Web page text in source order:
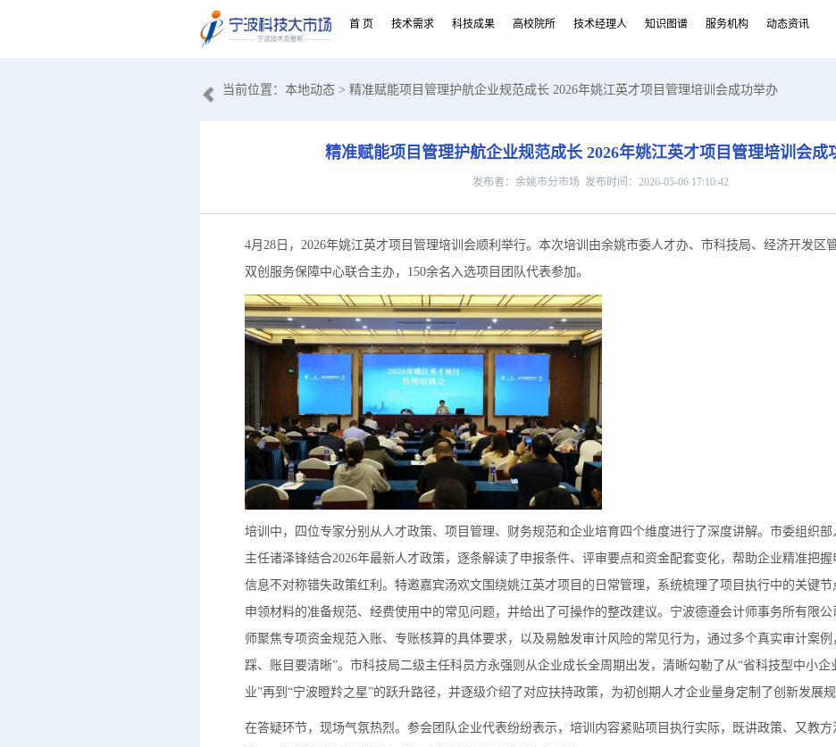
首 页 技术需求 科技成果 高校院所 技术经理人 知识图谱 服务机构 动态资讯
当前位置： 本地动态 > 精准赋能项目管理护航企业规范成长 2026年姚江英才项目管理培训会成功举办
精准赋能项目管理护航企业规范成长 2026年姚江英才项目管理培训会成
发布者：余姚市分市场 发布时间：2026-05-06 17:10:42
4月28日，2026年姚江英才项目管理培训会顺利举行。本次培训由余姚市委人才办、市科技局、经济开发区
双创服务保障中心联合主办，150余名入选项目团队代表参加。
培训中，四位专家分别从人才政策、项目管理、财务规范和企业培育四个维度进行了深度讲解。市委组织部
主任诸泽锋结合2026年最新人才政策，逐条解读了申报条件、评审要点和资金配套变化，帮助企业精准把握
信息不对称错失政策红利。特邀嘉宾汤欢文围绕姚江英才项目的日常管理，系统梳理了项目执行中的关键
申领材料的准备规范、经费使用中的常见问题，并给出了可操作的整改建议。宁波德遵会计师事务所有限
师聚焦专项资金规范入账、专账核算的具体要求，以及易触发审计风险的常见行为，通过多个真实审计案
踩、账目要清晰”。市科技局二级主任科员方永强则从企业成长全周期出发，清晰勾勒了从“省科技型中小企
业”再到“宁波瞪羚之星”的跃升路径，并逐级介绍了对应扶持政策，为初创期人才企业量身定制了创新发展规
在答疑环节，现场气氛热烈。参会团队企业代表纷纷表示，培训内容紧贴项目执行实际，既讲政策、又教